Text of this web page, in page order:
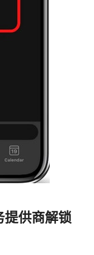
提供商解锁